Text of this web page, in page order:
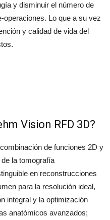
y disminuir el número de
Lo que a su vez
y calidad de vida del
Vision RFD 3D?
de funciones 2D y
la tomografía
en reconstrucciones
para la resolución ideal,
integral y la optimización
anatómicos avanzados;